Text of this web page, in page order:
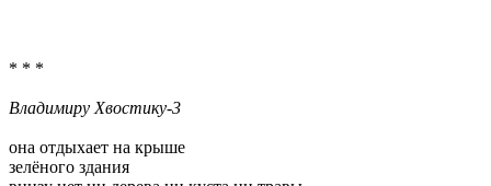
* * *
Владимиру Хвостику-3
она отдыхает на крыше
зелёного здания